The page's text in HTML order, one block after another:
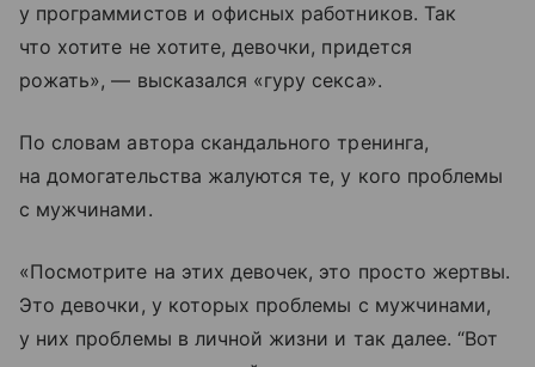
у программистов и офисных работников. Так
что хотите не хотите, девочки, придется
рожать», — высказался «гуру секса».
По словам автора скандального тренинга,
на домогательства жалуются те, у кого проблемы
с мужчинами.
«Посмотрите на этих девочек, это просто жертвы.
Это девочки, у которых проблемы с мужчинами,
у них проблемы в личной жизни и так далее. “Вот